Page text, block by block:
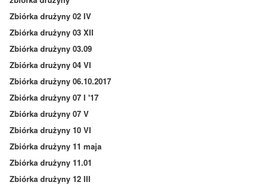
Zbiórka drużyny 02 IV
Zbiórka drużyny 03 XII
Zbiórka drużyny 03.09
Zbiórka drużyny 04 VI
Zbiórka drużyny 06.10.2017
Zbiórka drużyny 07 I '17
Zbiórka drużyny 07 V
Zbiórka drużyny 10 VI
Zbiórka drużyny 11 maja
Zbiórka drużyny 11.01
Zbiórka drużyny 12 III